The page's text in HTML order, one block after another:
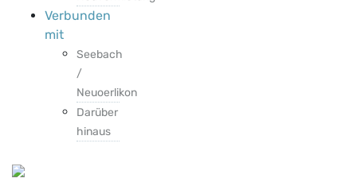
Verbunden
mit
Seebach
/
Neuoerlikon
Darüber
hinaus